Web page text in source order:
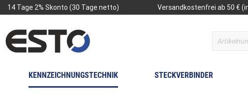
14 Tage 2% Skonto (30 Tage netto) Versandkostenfrei ab 50 €
KENNZEICHNUNGSTECHNIK STECKVERBINDER